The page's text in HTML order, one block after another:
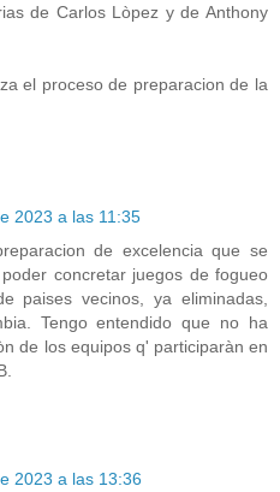
de Carlos Lòpez y de Anthony
el proceso de preparacion de la
2023 a las 11:35
de excelencia que se
concretar juegos de fogueo
paises vecinos, ya eliminadas,
Tengo entendido que no ha
de los equipos q' participaràn en
2023 a las 13:36